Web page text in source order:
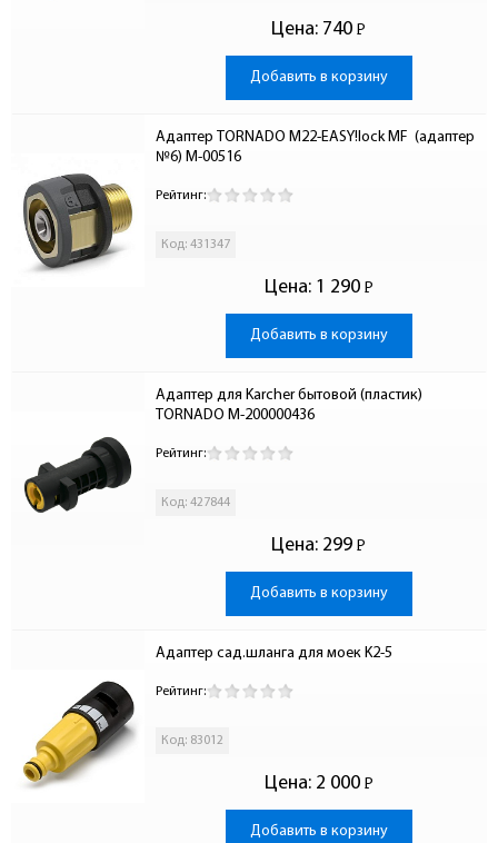
Цена: 740 Р
-
Добавить в корзину
Адаптер TORNADO М22-EASY!lock MF  (адаптер
№6) M-00516
Рейтинг:
Код: 431347
Цена: 1 290 Р
-
Добавить в корзину
Адаптер для Karcher бытовой (пластик)
TORNADO M-200000436
Рейтинг:
Код: 427844
Цена: 299 Р
-
Добавить в корзину
Адаптер сад.шланга для моек K2-5
Рейтинг:
Код: 83012
Цена: 2 000 Р
-
Добавить в корзину